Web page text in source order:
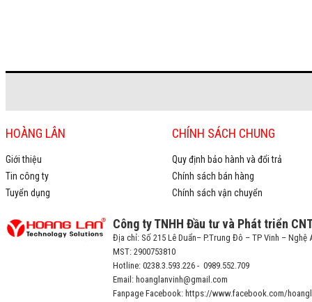
HOÀNG LÂN
Giới thiệu
Tin công ty
Tuyển dụng
CHÍNH SÁCH CHUNG
Quy định bảo hành và đổi trả
Chính sách bán hàng
Chính sách vận chuyển
Công ty TNHH Đầu tư và Phát triển
Địa chỉ: Số 215 Lê Duẩn– P.Trung Đô – TP Vinh – Nghệ
MST: 2900753810
Hotline: 0238.3.593.226 - 0989.552.709
Email: hoanglanvinh@gmail.com
Fanpage Facebook: https://www.facebook.com/